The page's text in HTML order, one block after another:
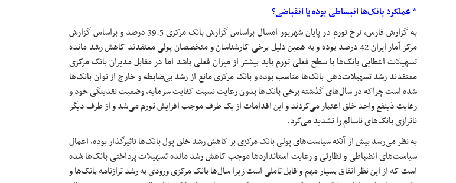
* عملکرد بانک‌ها انبساطی بوده یا انقباضی؟
به گزارش فارس، نرخ تورم در پایان شهریور امسال براساس گزارش بانک مرکزی 39.5 درصد و براساس گزارش
مرکز آمار ایران 42 درصد بوده و به همین دلیل برخی کارشناسان و متخصصان پولی معتقدند کاهش رشد مانده
تسهیلات اعطایی بانک‌ها با سطح فعلی تورم باید بیشتر از میزان فعلی باشد اما در مقابل مدیران بانک مرکزی
معتقدند رشد تسهیلات‌دهی بانک‌ها مناسب بوده و بانک مرکزی مانع از رشد بی‌ضابطه و خارج از توان بانک‌ها
شده است چراکه در سال‌های گذشته برخی بانک‌ها بدون رعایت نسبت کفایت سرمایه، وضعیت نقدینگی خود و
رعایت ذینفع واحد خلق اعتبار می‌کردند و این اقدامات از یک طرف موجب افزایش تورم می‌شد و از طرف دیگر
ناترازی بانک‌های ناسالم را تشدید می‌کرد.
به نظر می‌رسد بیش از آنکه سیاست‌های پولی بانک مرکزی بر کاهش رشد خلق پول بانک‌ها تاثیرگذار بوده، اعمال
سیاست‌های انضباطی و نظارتی و رعایت استانداردها موجب کاهش رشد مانده تسهیلات پرداختی بانک‌ها شده
است که از این نظر اتفاق بسیار مهم و قابل تاملی است زیرا سال‌ها بانک مرکزی ورودی به رشد ترازنامه بانک‌ها و